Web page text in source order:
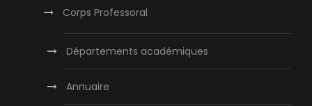
Corps Professoral
Départements académiques
Annuaire